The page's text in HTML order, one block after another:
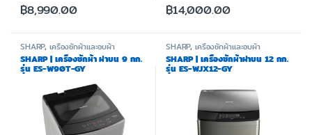
฿8,990.00 ฿14,000.00
SHARP,เครื่องซักผ้าและอบผ้า
SHARP | เครื่องซักผ้า ฝาบน 9 กก.
รุ่น ES-W90T-GY
SHARP,เครื่องซักผ้าและอบผ้า
SHARP | เครื่องซักผ้าฝาบน 12 กก.
รุ่น ES-WJX12-GY